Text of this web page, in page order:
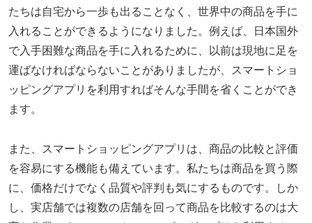
たちは自宅から一歩も出ることなく、世界中の商品を手に
入れることができるようになりました。例えば、日本国外
で入手困難な商品を手に入れるために、以前は現地に足を
運ばなければならないことがありましたが、スマートショ
ッピングアプリを利用すればそんな手間を省くことができ
ます。
また、スマートショッピングアプリは、商品の比較と評価
を容易にする機能も備えています。私たちは商品を買う際
に、価格だけでなく品質や評判も気にするものです。しか
し、実店舗では複数の店舗を回って商品を比較するのは大